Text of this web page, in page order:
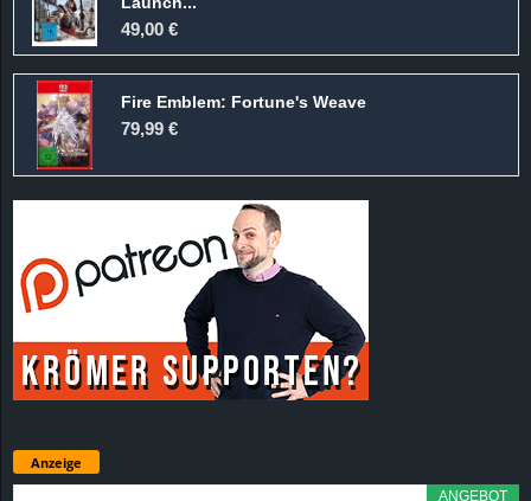
49,00 €
Fire Emblem: Fortune's Weave
79,99 €
Anzeige
ANGEBOT